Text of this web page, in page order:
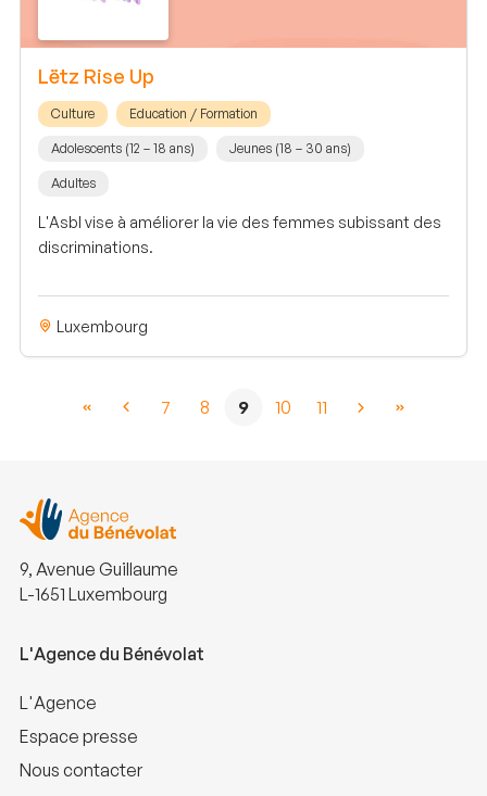
Lëtz Rise Up
Culture Education / Formation
Adolescents (12 – 18 ans) Jeunes (18 – 30 ans)
Adultes
L'Asbl vise à améliorer la vie des femmes subissant des
discriminations.
Luxembourg
7 8 9 10 11
9, Avenue Guillaume
L-1651 Luxembourg
L'Agence du Bénévolat
L'Agence
Espace presse
Nous contacter